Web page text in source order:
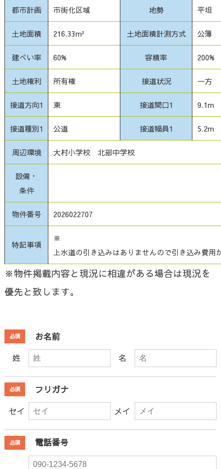
都市計画 市街化区域 地勢 平坦
土地面積 216.33m² 土地面積計測方式 公簿
建ぺい率 60% 容積率 200%
土地権利 所有権 接道状況 一方
接道方向1 東 接道間口1 9.1m
接道種別1 公道 接道幅員1 5.2m
周辺環境 大村小学校 北部中学校
設備・
条件
物件番号 2026022707
特記事項
※
上水道の引き込みはありませんので引き込み費用
※物件掲載内容と現況に相違がある場合は現況を
優先と致します。
必須
お名前
姓
名
必須
フリガナ
セイ
メイ
必須 電話番号